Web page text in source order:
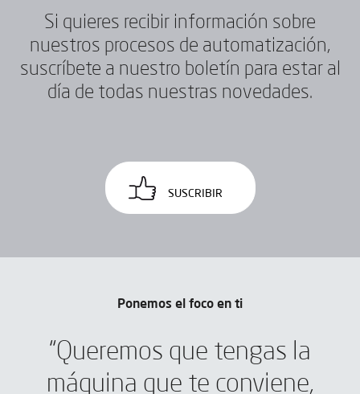
Si quieres recibir información sobre
nuestros procesos de automatización,
suscríbete a nuestro boletín para estar al
día de todas nuestras novedades.
SUSCRIBIR
Ponemos el foco en ti
“Queremos que tengas la
máquina que te conviene,